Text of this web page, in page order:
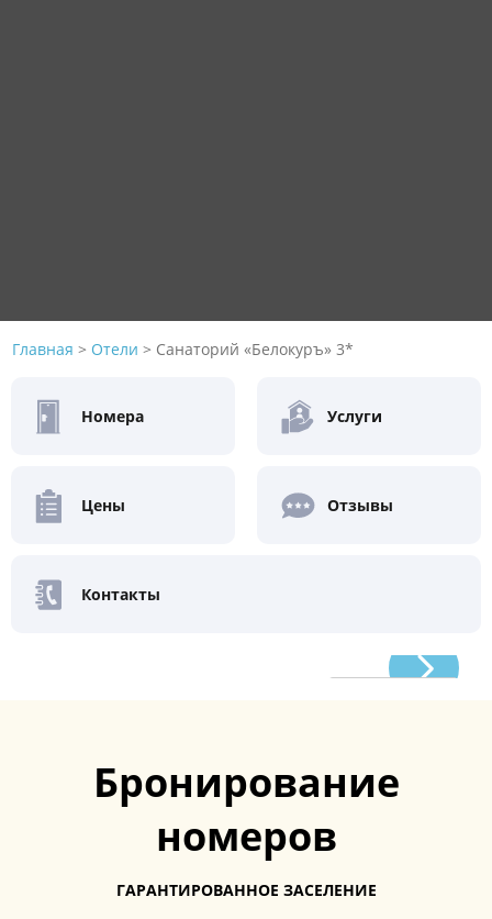
Главная > Отели > Санаторий «Белокуръ» 3*
Номера Услуги
Цены Отзывы
Контакты
Бронирование
номеров
ГАРАНТИРОВАННОЕ ЗАСЕЛЕНИЕ